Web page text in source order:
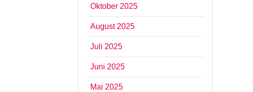
Oktober 2025
August 2025
Juli 2025
Juni 2025
Mai 2025